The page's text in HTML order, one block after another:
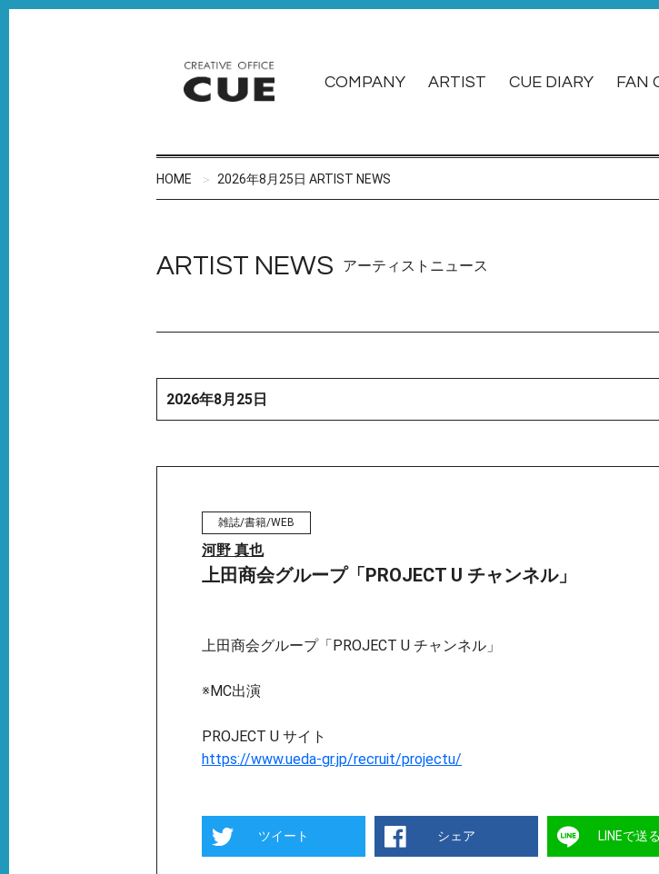
COMPANY ARTIST CUE DIARY FAN
HOME 2026年8月25日 ARTIST NEWS
ARTIST NEWS アーティストニュース
2026年8月25日
雑誌/書籍/WEB
河野 真也
上田商会グループ「PROJECT U チャンネル」
上田商会グループ「PROJECT U チャンネル」
※MC出演
PROJECT U サイト
https://www.ueda-gr.jp/recruit/projectu/
ツイート シェア LINEで送る